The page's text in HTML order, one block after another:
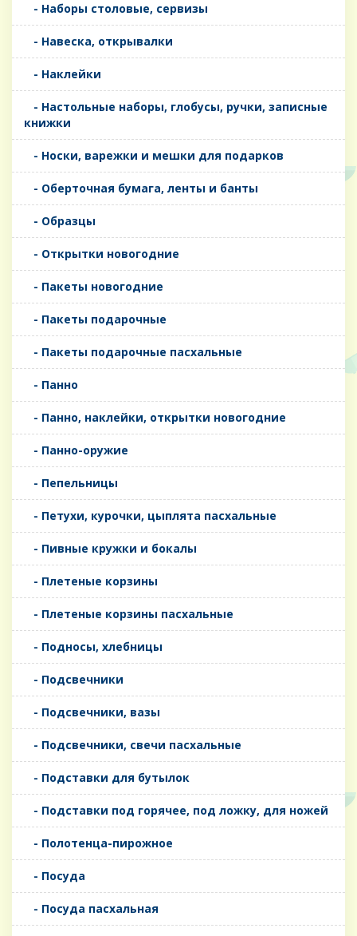
- Наборы столовые, сервизы
- Навеска, открывалки
- Наклейки
- Настольные наборы, глобусы, ручки, записные
книжки
- Носки, варежки и мешки для подарков
- Оберточная бумага, ленты и банты
- Образцы
- Открытки новогодние
- Пакеты новогодние
- Пакеты подарочные
- Пакеты подарочные пасхальные
- Панно
- Панно, наклейки, открытки новогодние
- Панно-оружие
- Пепельницы
- Петухи, курочки, цыплята пасхальные
- Пивные кружки и бокалы
- Плетеные корзины
- Плетеные корзины пасхальные
- Подносы, хлебницы
- Подсвечники
- Подсвечники, вазы
- Подсвечники, свечи пасхальные
- Подставки для бутылок
- Подставки под горячее, под ложку, для ножей
- Полотенца-пирожное
- Посуда
- Посуда пасхальная